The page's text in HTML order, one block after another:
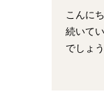
こんに
続いて
でしょ